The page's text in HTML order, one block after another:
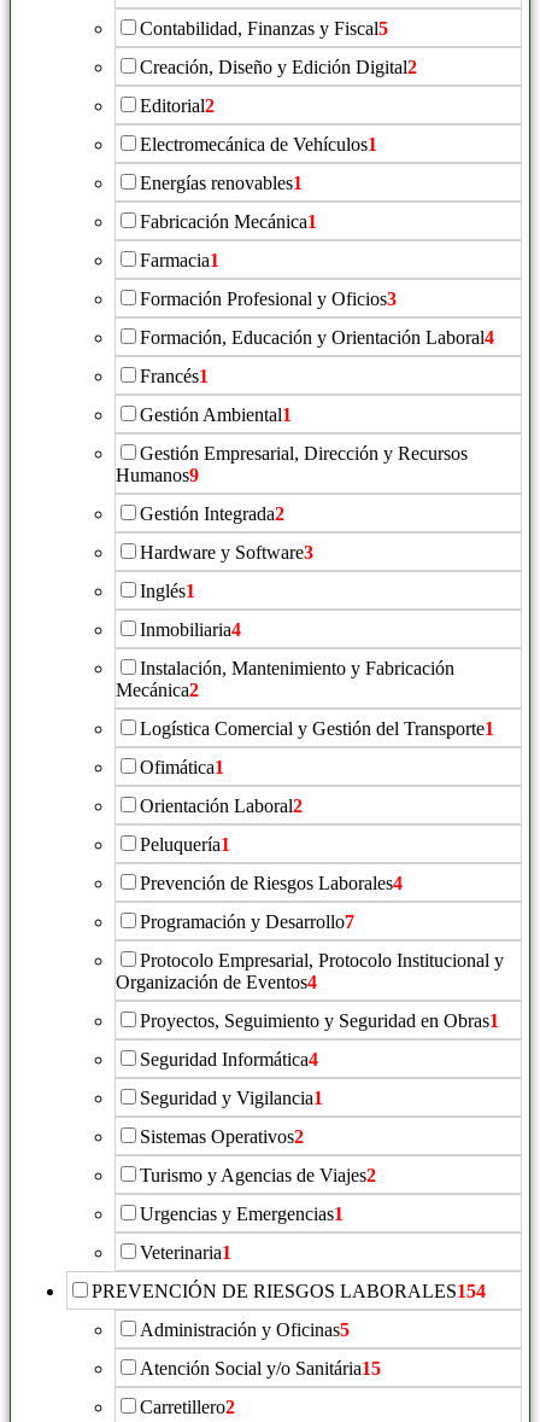
Contabilidad, Finanzas y Fiscal5
Creación, Diseño y Edición Digital2
Editorial2
Electromecánica de Vehículos1
Energías renovables1
Fabricación Mecánica1
Farmacia1
Formación Profesional y Oficios3
Formación, Educación y Orientación Laboral4
Francés1
Gestión Ambiental1
Gestión Empresarial, Dirección y Recursos
Humanos9
Gestión Integrada2
Hardware y Software3
Inglés1
Inmobiliaria4
Instalación, Mantenimiento y Fabricación
Mecánica2
Logística Comercial y Gestión del Transporte1
Ofimática1
Orientación Laboral2
Peluquería1
Prevención de Riesgos Laborales4
Programación y Desarrollo7
Protocolo Empresarial, Protocolo Institucional y
Organización de Eventos4
Proyectos, Seguimiento y Seguridad en Obras1
Seguridad Informática4
Seguridad y Vigilancia1
Sistemas Operativos2
Turismo y Agencias de Viajes2
Urgencias y Emergencias1
Veterinaria1
PREVENCIÓN DE RIESGOS LABORALES154
Administración y Oficinas5
Atención Social y/o Sanitária15
Carretillero2